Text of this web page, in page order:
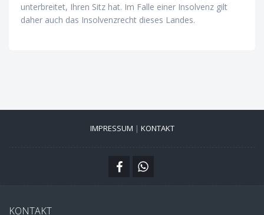
unterbreitet, Ihren Sitz hat. Im Falle einer Insolvenz gilt
daher auch das Insolvenzrecht dieses Landes.
IMPRESSUM | KONTAKT
KONTAKT